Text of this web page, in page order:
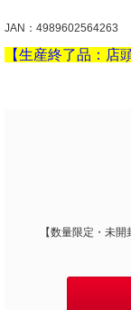
JAN：4989602564263
【生産終了品：店
【数量限定・未